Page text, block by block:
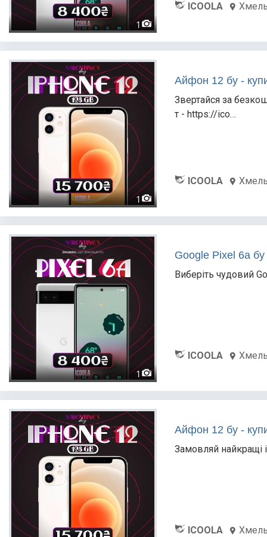
1
ICOOLA
1
Айфон 12 бу -
Звертайся за
т - https://ico…
ICOOLA
1
Google Pixel 6a
Виберіть чудовий
ICOOLA
Айфон 12 бу -
Замовляй найкращі
ICOOLA